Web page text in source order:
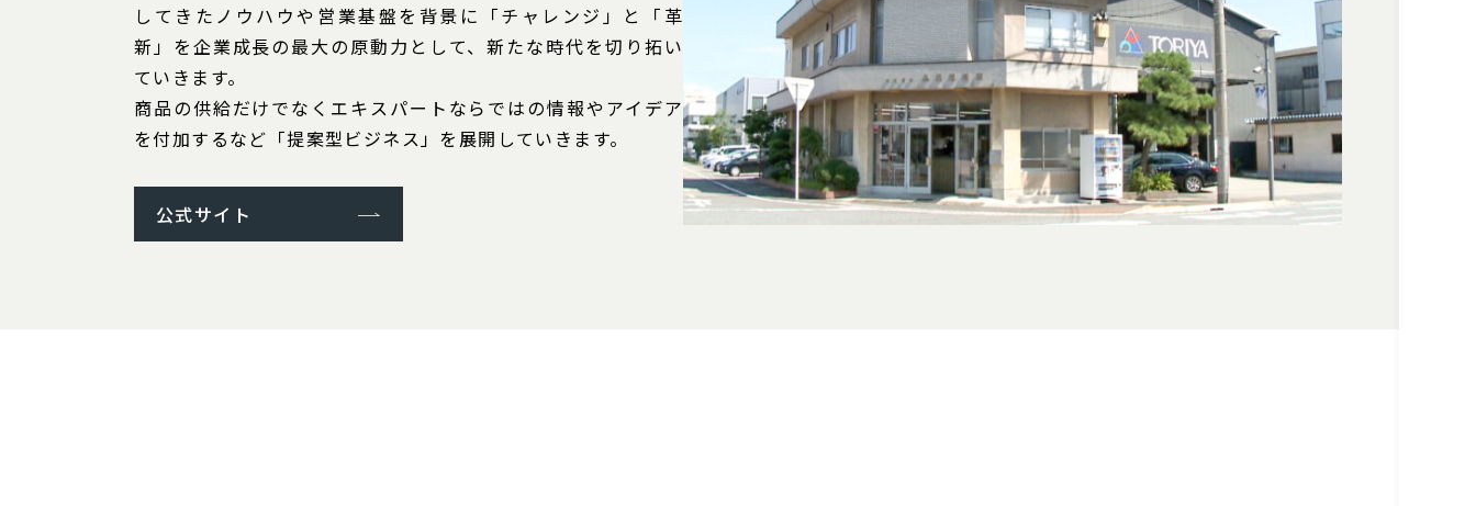
してきたノウハウや営業基盤を背景に「チャレンジ」と「革
新」を企業成長の最大の原動力として、新たな時代を切り拓い
ていきます。
商品の供給だけでなくエキスパートならではの情報やアイデア
を付加するなど「提案型ビジネス」を展開していきます。
公式サイト